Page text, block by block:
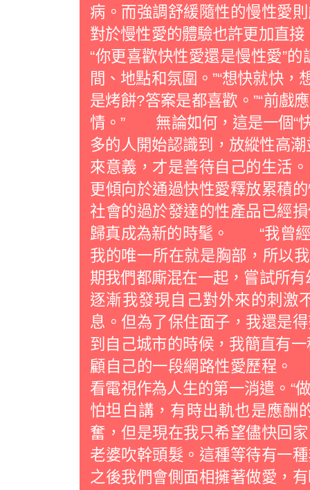
病。而強調舒緩隨性的慢性
對於慢性愛的體驗也許更加直
“你更喜歡快性愛還是慢性愛”
間、地點和氛圍。”“想快就快，
是烤餅?答案是都喜歡。”“前戲
情。” 無論如何，這是一個“快
多的人開始認識到，放縱性高
來意義，才是善待自己的生
更傾向於通過快性愛釋放累積
社會的過於發達的性產品已經
歸真成為新的時髦。 “我曾經
我的唯一所在就是胸部，所以
期我們都廝混在一起，嘗試所
逐漸我發現自己對外來的刺激
息。但為了保住面子，我還是
到自己城市的時候，我簡直有
顧自己的一段網路性愛歷程
看電視作為人生的第一消遣。“
怕坦白講，有時出軌也是應酬
奮，但是現在我只希望儘快回
老婆吹幹頭髮。這種等待有一
之後我們會側面相擁著做愛，